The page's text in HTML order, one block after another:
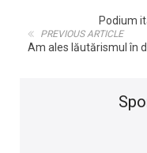
Podium
PREVIOUS ARTICLE
Am ales lăutărismul în